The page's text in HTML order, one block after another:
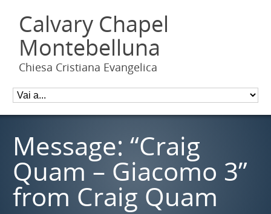
Calvary Chapel
Montebelluna
Chiesa Cristiana Evangelica
Message: “Craig
Quam – Giacomo 3”
from Craig Quam